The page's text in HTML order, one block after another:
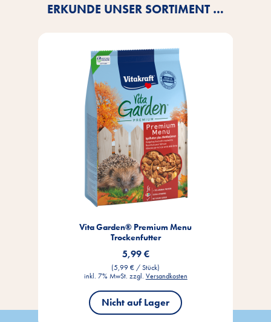
ERKUNDE UNSER SORTIMENT …
Vita Garden® Premium Menu
Trockenfutter
5,99 €
(5,99 € / Stück)
inkl. 7% MwSt. zzgl. Versandkosten
Nicht auf Lager